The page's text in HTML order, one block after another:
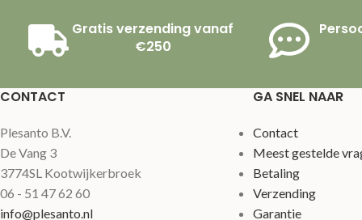
Gratis verzending vanaf
€250
CONTACT
Plesanto B.V.
De Vang 3
3774SL Kootwijkerbroek
06 - 51 47 62 60
info@plesanto.nl
GA SNEL NAAR
Contact
Meest gestelde
Betaling
Verzending
Garantie